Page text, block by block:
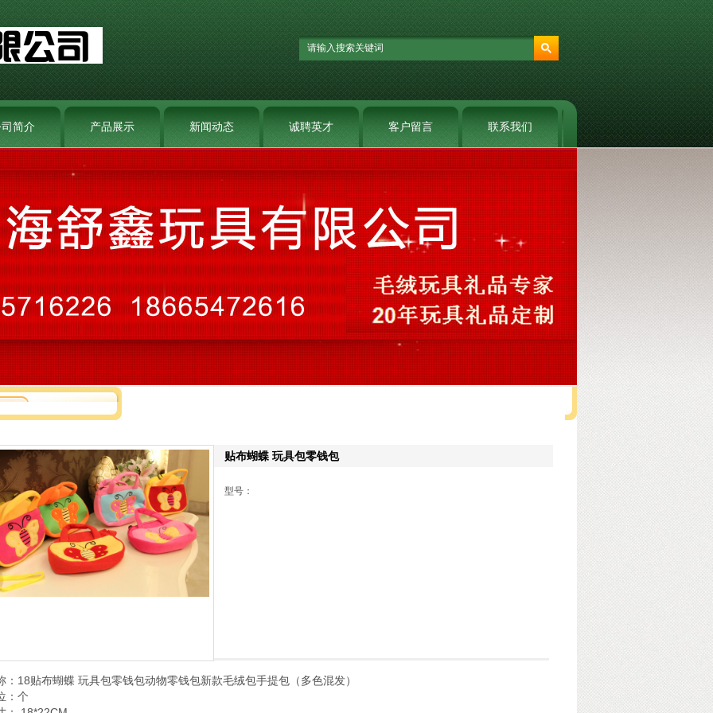
简介 产品展示 新闻动态 诚聘英才 客户留言 联系我们
贴布蝴蝶 玩具包零钱包
型号：
：18贴布蝴蝶 玩具包零钱包动物零钱包新款毛绒包手提包（多色混发）
：个